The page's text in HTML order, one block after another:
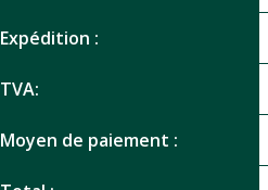
Expédition :
TVA:
Moyen de paiement :